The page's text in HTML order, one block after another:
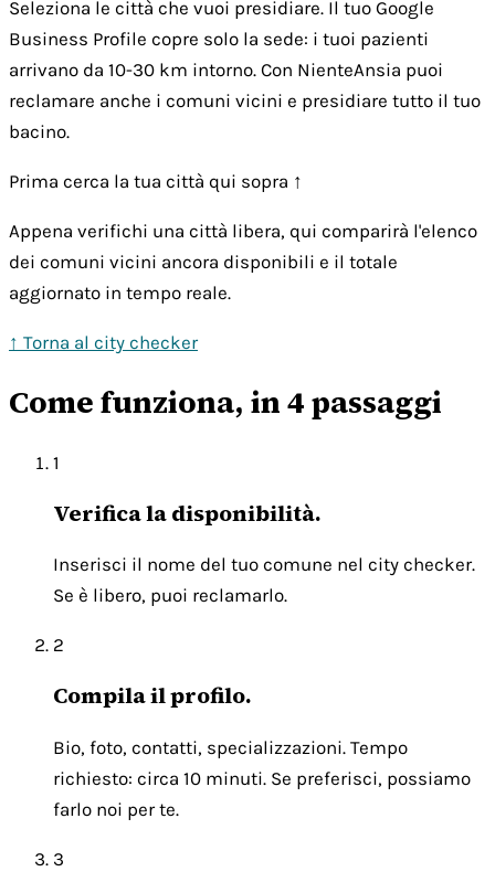
Seleziona le città che vuoi presidiare. Il tuo Google
Business Profile copre solo la sede: i tuoi pazienti
arrivano da 10-30 km intorno. Con NienteAnsia puoi
reclamare anche i comuni vicini e presidiare tutto il tuo
bacino.
Prima cerca la tua città qui sopra ↑
Appena verifichi una città libera, qui comparirà l'elenco
dei comuni vicini ancora disponibili e il totale
aggiornato in tempo reale.
↑ Torna al city checker
Come funziona, in 4 passaggi
1
Verifica la disponibilità.
Inserisci il nome del tuo comune nel city checker.
Se è libero, puoi reclamarlo.
2
Compila il profilo.
Bio, foto, contatti, specializzazioni. Tempo
richiesto: circa 10 minuti. Se preferisci, possiamo
farlo noi per te.
3